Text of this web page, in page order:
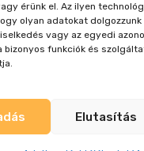
érünk el. Az ilyen
olyan adatokat
vagy az egyedi
bizonyos funkciók és
Elutasítás